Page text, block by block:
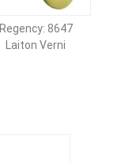
Regency: 8647
Laiton Verni